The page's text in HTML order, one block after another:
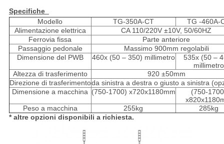
Specifiche
Modello
TG-350A-CT
TG -460A-
Alimentazione elettrica
CA 110/220V ±10V, 50/60HZ
Ferrovia fissa
Parte anteriore
Passaggio pedonale
Massimo 900mm regolabili
Dimensione del PWB
460x (50 – 350) millimetro
535x (50 –
millimetro
Altezza di trasferimento
920 ±50mm
Direzione di trasferimentoda sinistra a destra o giusto a sinistra
Dimensione a macchina (750-1700) x720x1180mm
(750-
Peso a macchina
255kg
285kg
* altre opzioni disponibili a richiesta.